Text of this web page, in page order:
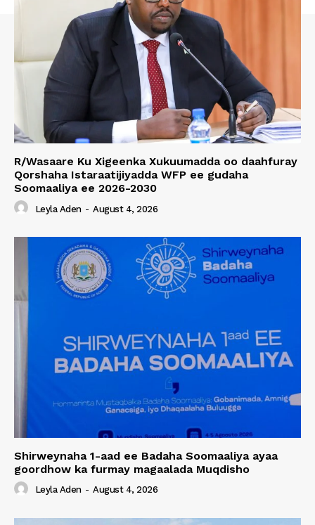
R/Wasaare Ku Xigeenka Xukuumadda oo daahfuray
Qorshaha Istaraatijiyadda WFP ee gudaha
Soomaaliya ee 2026-2030
Leyla Aden - August 4, 2026
Shirweynaha 1-aad ee Badaha Soomaaliya ayaa
goordhow ka furmay magaalada Muqdisho
Leyla Aden - August 4, 2026